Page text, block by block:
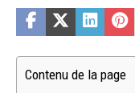
Contenu de la page